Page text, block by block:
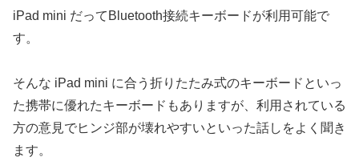
iPad mini だってBluetooth接続キーボードが利用可能で
す。
そんな iPad mini に合う折りたたみ式のキーボードといっ
た携帯に優れたキーボードもありますが、利用されている
方の意見でヒンジ部が壊れやすいといった話しをよく聞き
ます。